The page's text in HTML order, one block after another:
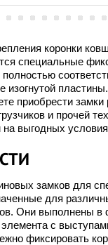
коронки
специальные
изогнутой
приобрести
и прочей
выгодных
замков для
для
Они выполнены в
элемента с
фиксировать